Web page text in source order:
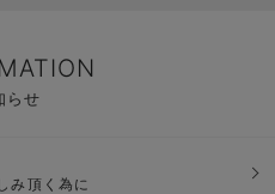
らせ
み頂く為に